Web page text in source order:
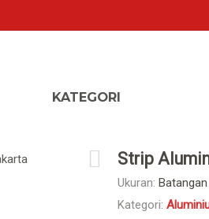
Strip
Ukuran: Batangan
Kategori: